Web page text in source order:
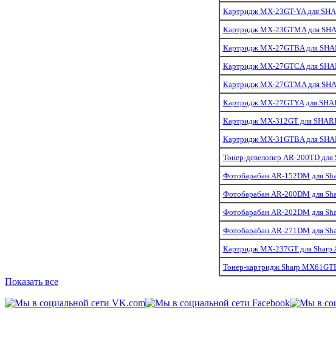
Картридж MX-23GT-YA для
Картридж MX-23GTMA для
Картридж MX-27GTBA для
Картридж MX-27GTCA для
Картридж MX-27GTMA для
Картридж MX-27GTYA для
Картридж MX-312GT для
Картридж MX-31GTBA для
Тонер-девелопер AR-200TD для
Фотобарабан AR-152DM для
Фотобарабан AR-200DM для
Фотобарабан AR-202DM для
Фотобарабан AR-271DM для
Картридж MX-237GT для
Тонер-картридж Sharp
Показать все